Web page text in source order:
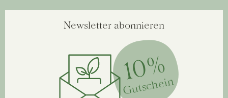
Newsletter abonnieren
10%
Gutschein